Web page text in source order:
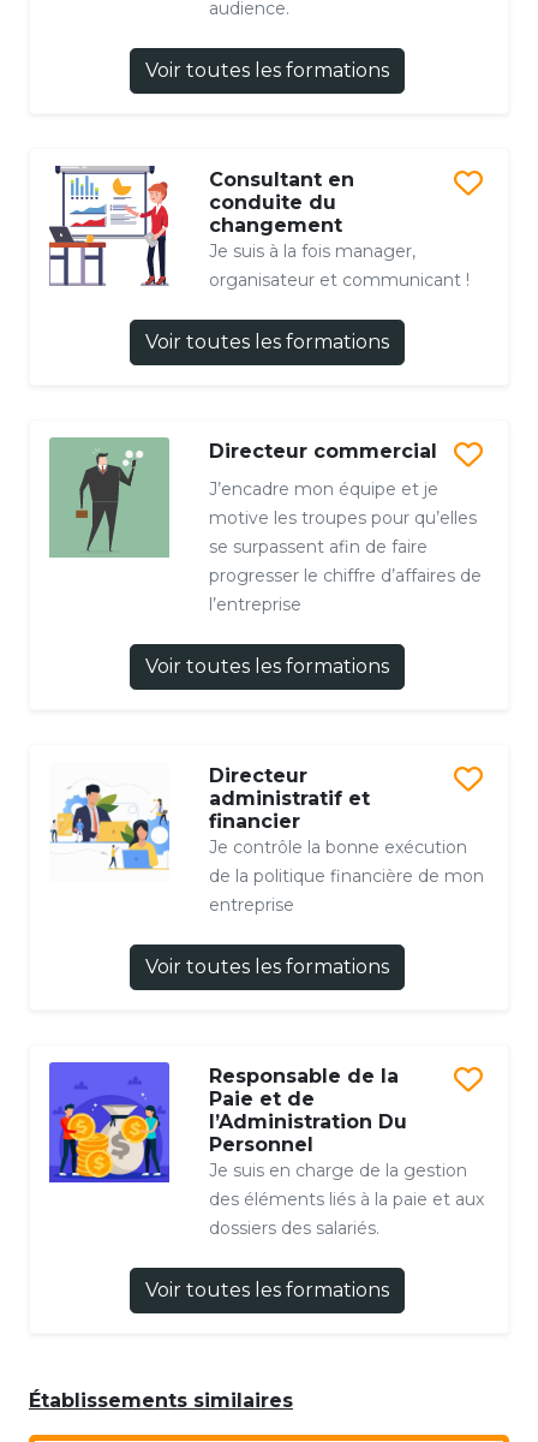
audience.
Voir toutes les formations
Consultant en
conduite du
changement
Je suis à la fois manager,
organisateur et communicant !
Voir toutes les formations
Directeur commercial
J’encadre mon équipe et je
motive les troupes pour qu’elles
se surpassent afin de faire
progresser le chiffre d’affaires de
l’entreprise
Voir toutes les formations
Directeur
administratif et
financier
Je contrôle la bonne exécution
de la politique financière de mon
entreprise
Voir toutes les formations
Responsable de la
Paie et de
l’Administration Du
Personnel
Je suis en charge de la gestion
des éléments liés à la paie et aux
dossiers des salariés.
Voir toutes les formations
Établissements similaires